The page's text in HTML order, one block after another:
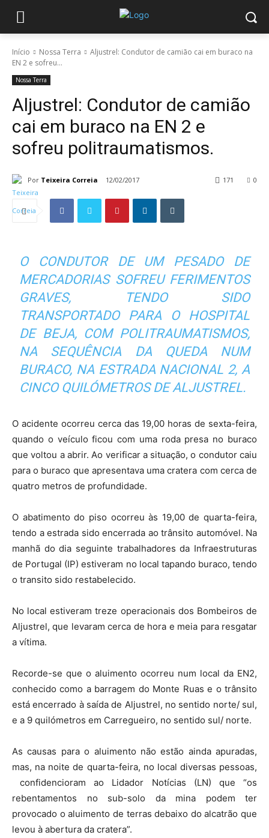
Início Nossa Terra
Aljustrel: Condutor de camião cai em buraco na
EN 2 e sofreu...
Nossa Terra
Aljustrel: Condutor de camião
cai em buraco na EN 2 e
sofreu politraumatismos.
Por Teixeira Correia 12/02/2017 0
171
O CONDUTOR DE UM PESADO DE
MERCADORIAS SOFREU FERIMENTOS
GRAVES, TENDO SIDO
TRANSPORTADO PARA O HOSPITAL
DE BEJA, COM POLITRAUMATISMOS,
NA SEQUÊNCIA DA QUEDA NUM
BURACO, NA ESTRADA NACIONAL 2, A
CINCO QUILÓMETROS DE ALJUSTREL.
O acidente ocorreu cerca das 19,00 horas de sexta-feira,
quando o veículo ficou com uma roda presa no buraco
que voltou a abrir. Ao verificar a situação, o condutor caiu
para o buraco que apresentava uma cratera com cerca de
quatro metros de profundidade.
O abatimento do piso ocorreu às 19,00 de quarta-feira,
tendo a estrada sido encerrada ao trânsito automóvel. Na
manhã do dia seguinte trabalhadores da Infraestruturas
de Portugal (IP) estiveram no local tapando buraco, tendo
o transito sido restabelecido.
No local estiveram treze operacionais dos Bombeiros de
Aljustrel, que levaram cerca de hora e meia para resgatar
a vítima.
Recorde-se que o aluimento ocorreu num local da EN2,
conhecido como a barragem do Monte Ruas e o trânsito
está encerrado à saída de Aljustrel, no sentido norte/ sul,
e a 9 quilómetros em Carregueiro, no sentido sul/ norte.
As causas para o aluimento não estão ainda apuradas,
mas, na noite de quarta-feira, no local diversas pessoas,
confidencioram ao Lidador Notícias (LN) que “os
rebentamentos no sub-solo da mina podem ter
provocado o aluimento de terras debaixo do alcatrão que
levou à abertura da cratera”.